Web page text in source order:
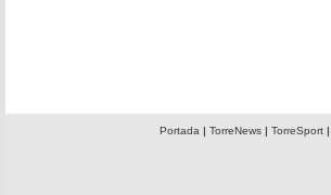
Portada | TorreNews| TorreSport|